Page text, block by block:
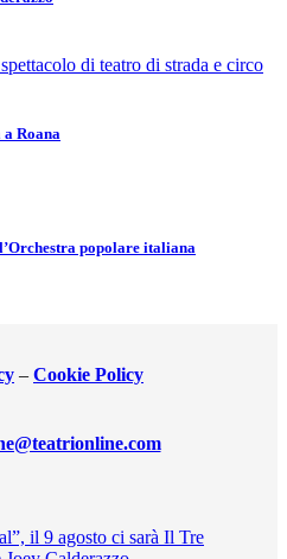
Roana
popolare italiana
– Cookie Policy
il 9 agosto ci sarà Il Tre